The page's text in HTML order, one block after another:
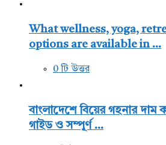
What wellness, yoga,
options are available in ...
0 টি উত্তর
বাংলাদেশে বিয়ের গহনার
গাইড ও সম্পূর্ণ ...